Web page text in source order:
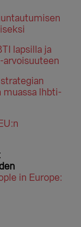
lapsilla ja
arvoisuuteen
muassa lhbti-
in Europe: